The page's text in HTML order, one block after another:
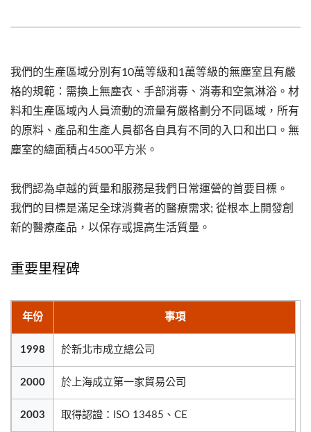
我們的生產區域分別有10萬等級和1萬等級的無塵室且有嚴
格的規範：需換上無塵衣、手部消毒、消毒和空氣淋浴。材
料和生產區域內人員流動的流量有嚴格劃分不同區域，所有
的原料、產品和生產人員都各自具有不同的入口和出口。無
塵室的總面積占4500平方米。
我們認為卓越的質量和服務是我們日常運營的首要目標。
我們的目標是滿足全球消費者的醫療需求; 從根本上開發創
新的醫療產品，以保存或提高生活質量。
重要里程碑
年份 事項
1998 於新北市成立總公司
2000 於上海成立第一家貿易公司
2003 取得認證：ISO 13485、CE